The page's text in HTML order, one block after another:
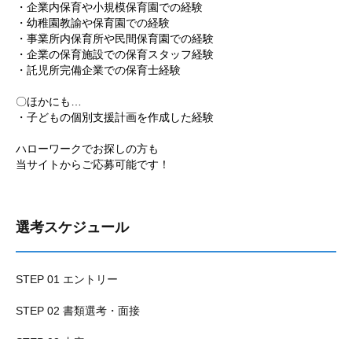
・企業内保育や小規模保育園での経験
・幼稚園教諭や保育園での経験
・事業所内保育所や民間保育園での経験
・企業の保育施設での保育スタッフ経験
・託児所完備企業での保育士経験
〇ほかにも…
・子どもの個別支援計画を作成した経験
ハローワークでお探しの方も
当サイトからご応募可能です！
選考スケジュール
STEP 01 エントリー
STEP 02 書類選考・面接